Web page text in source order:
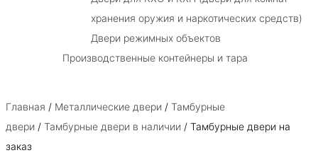
хранения оружия и наркотических средств)
Двери режимных объектов
Производственные контейнеры и тара
Главная / Металлические двери / Тамбурные
двери / Тамбурные двери в наличии / Тамбурные двери на
заказ